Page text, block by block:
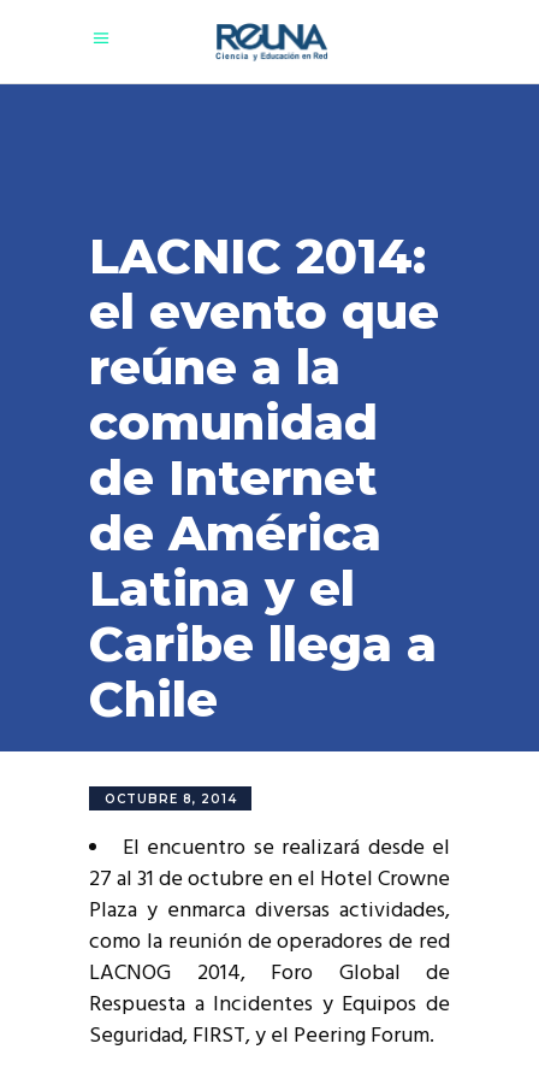
LACNIC 2014:
el evento que
reúne a la
comunidad
de Internet
de América
Latina y el
Caribe llega a
Chile
OCTUBRE 8, 2014
El encuentro se realizará desde el
27 al 31 de octubre en el Hotel Crowne
Plaza y enmarca diversas actividades,
como la reunión de operadores de red
LACNOG 2014, Foro Global de
Respuesta a Incidentes y Equipos de
Seguridad, FIRST, y el Peering Forum.